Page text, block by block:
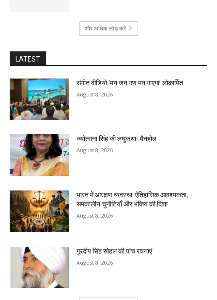
और अधिक लोड करें
LATEST
संगीत वीडियो ‘मन जन गण मन गाएगा’ लोकार्पित
August 8, 2026
ज्योत्सना सिंह की लघुकथा- मैनहोल
August 8, 2026
भारत में आरक्षण व्यवस्था: ऐतिहासिक आवश्यकता,
समकालीन चुनौतियाँ और भविष्य की दिशा
August 8, 2026
गुरदीप सिंह सोहल की पांच रचनाएं
August 8, 2026